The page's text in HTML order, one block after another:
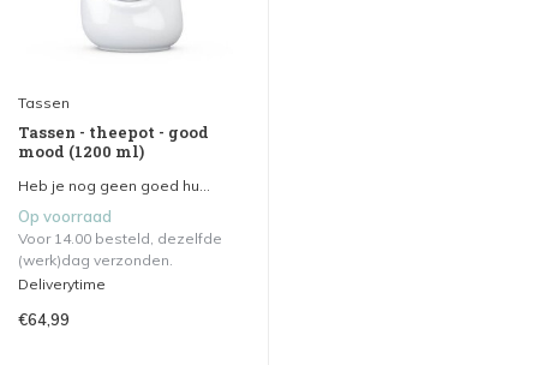
Tassen
Tassen - theepot - good
mood (1200 ml)
Heb je nog geen goed hu...
Op voorraad
Voor 14.00 besteld, dezelfde
(werk)dag verzonden.
Deliverytime
€64,99